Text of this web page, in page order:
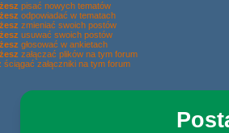
pisać nowych tematów
odpowiadać w tematach
zmieniać swoich postów
usuwać swoich postów
głosować w ankietach
załączać plików na tym forum
ściągać załączniki na tym forum